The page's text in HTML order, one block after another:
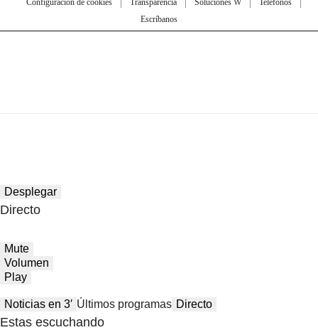
Configuración de cookies
Transparencia Soluciones W
Teléfonos
Escríbanos
Desplegar
Directo
Mute
Volumen
Play
Noticias en 3′ Últimos programas Directo
Estas escuchando